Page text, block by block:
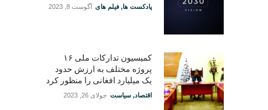
پادکست ها, فیلم های آگوست 8, 2023
کمیسیون تدارکات ملی ۱۶
پروژه مختلف به ارزش حدود
یک میلیارد افغانی را منظور کرد
اقتصاد, سیاست جولای 26, 2023